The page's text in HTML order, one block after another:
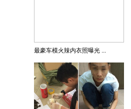
最豪车模火辣内衣照曝光 ...